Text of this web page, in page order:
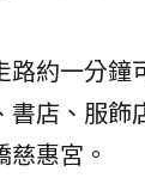
約一分鐘
書店、服飾
惠宮。